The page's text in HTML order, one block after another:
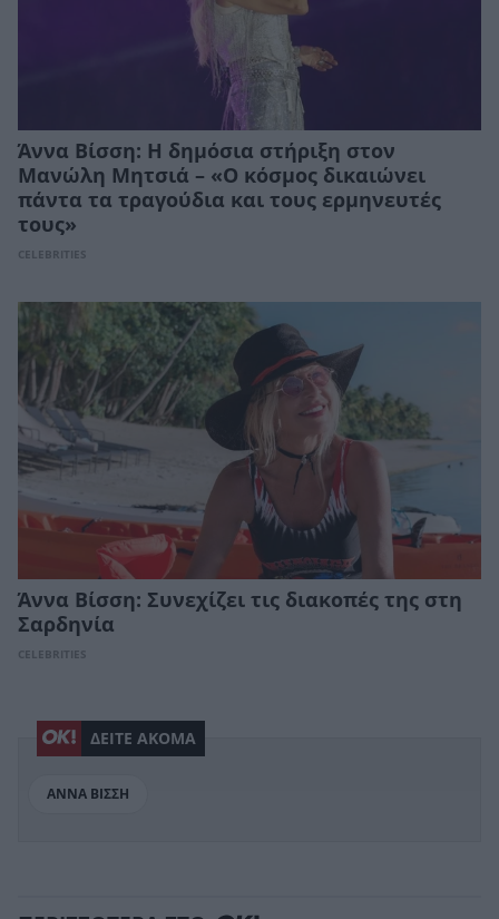
Άννα Βίσση: Η δημόσια στήριξη στον
Μανώλη Μητσιά – «Ο κόσμος δικαιώνει
πάντα τα τραγούδια και τους ερμηνευτές
τους»
CELEBRITIES
Άννα Βίσση: Συνεχίζει τις διακοπές της στη
Σαρδηνία
CELEBRITIES
ΔΕΙΤΕ ΑΚΟΜΑ
ΑΝΝΑ ΒΙΣΣΗ